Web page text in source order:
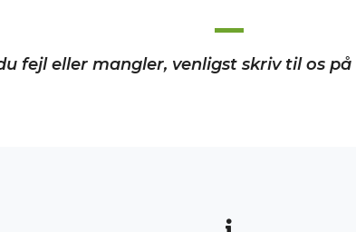
fejl eller mangler, venligst skriv til os på